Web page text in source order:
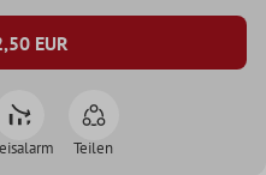
EUR
Teilen